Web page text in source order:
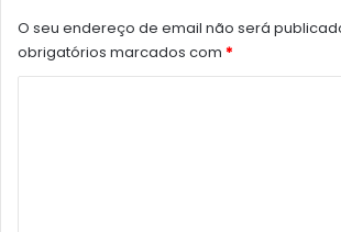
O seu endereço de email não será
obrigatórios marcados com *